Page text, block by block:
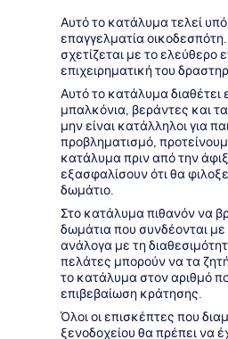
Αυτό το κατάλυμα τελεί υπό
επαγγελματία
σχετίζεται με το ελεύθερο
επιχειρηματική του
Αυτό το κατάλυμα
μπαλκόνια, βεράντες και
μην είναι κατάλληλοι για
προβληματισμό,
κατάλυμα πριν από την
εξασφαλίσουν ότι θα
δωμάτιο.
Στο κατάλυμα πιθανόν να
δωμάτια που συνδέονται
ανάλογα με τη
πελάτες μπορούν να τα
το κατάλυμα στον αριθμό
επιβεβαίωση κράτησης.
Όλοι οι επισκέπτες που
ξενοδοχείου θα πρέπει να